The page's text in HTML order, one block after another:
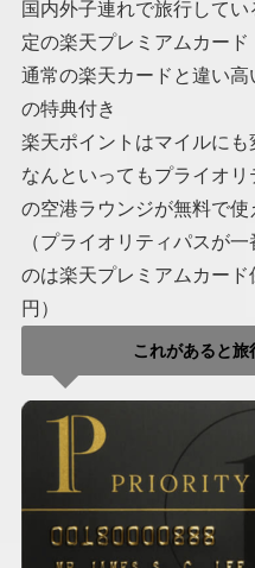
国内外子連れで旅行して
定の楽天プレミアムカード
通常の楽天カードと違い
の特典付き
楽天ポイントはマイルにも
なんといってもプライオ
の空港ラウンジが無料で使
（プライオリティパスが
のは楽天プレミアムカー
円）
これがあると旅